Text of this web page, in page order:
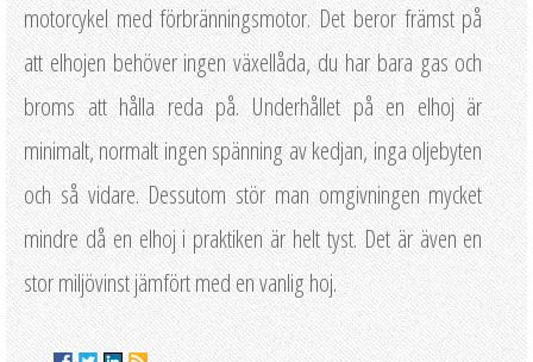
motorcykel med förbränningsmotor. Det beror främst på
att elhojen behöver ingen växellåda, du har bara gas och
broms att hålla reda på. Underhållet på en elhoj är
minimalt, normalt ingen spänning av kedjan, inga oljebyten
och så vidare. Dessutom stör man omgivningen mycket
mindre då en elhoj i praktiken är helt tyst. Det är även en
stor miljövinst jämfört med en vanlig hoj.